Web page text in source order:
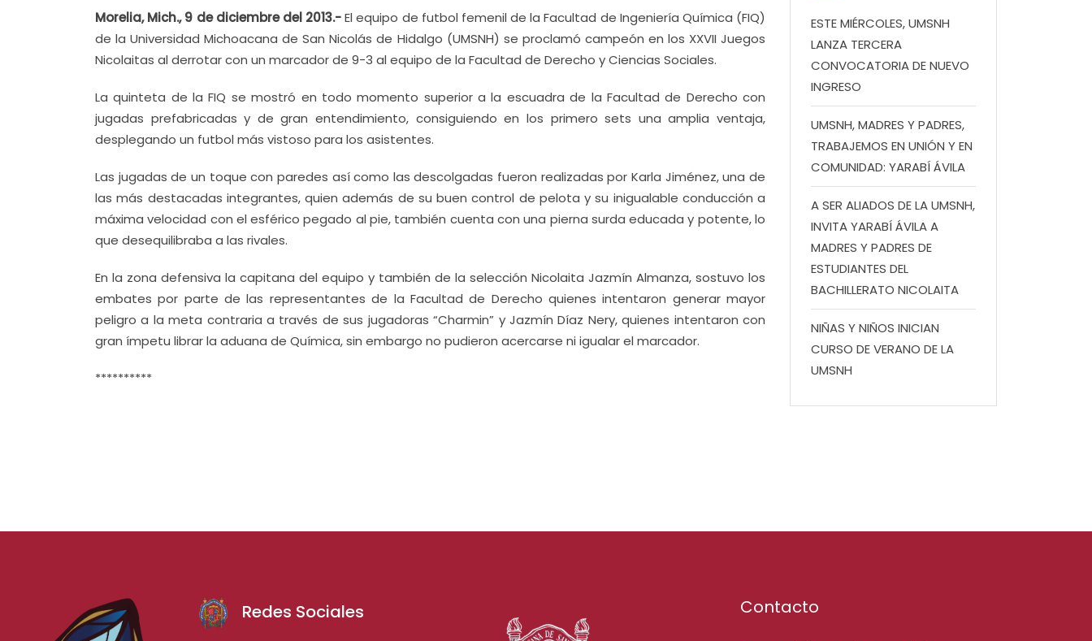
Morelia, Mich., 9 de diciembre del 2013.-El equipo de futbol femenil de la Facultad de Ingeniería Química (FIQ)
de la Universidad Michoacana de San Nicolás de Hidalgo (UMSNH) se proclamó campeón en los XXVII Juegos
Nicolaitas al derrotar con un marcador de 9-3 al equipo de la Facultad de Derecho y Ciencias Sociales.
La quinteta de la FIQ se mostró en todo momento superior a la escuadra de la Facultad de Derecho con
jugadas prefabricadas y de gran entendimiento, consiguiendo en los primero sets una amplia ventaja,
desplegando un futbol más vistoso para los asistentes.
Las jugadas de un toque con paredes así como las descolgadas fueron realizadas por Karla Jiménez, una de
las más destacadas integrantes, quien además de su buen control de pelota y su inigualable conducción a
máxima velocidad con el esférico pegado al pie, también cuenta con una pierna surda educada y potente, lo
que desequilibraba a las rivales.
En la zona defensiva la capitana del equipo y también de la selección Nicolaita Jazmín Almanza, sostuvo los
embates por parte de las representantes de la Facultad de Derecho quienes intentaron generar mayor
peligro a la meta contraria a través de sus jugadoras “Charmin” y Jazmín Díaz Nery, quienes intentaron con
gran ímpetu librar la aduana de Química, sin embargo no pudieron acercarse ni igualar el marcador.
**********
ESTE MIÉRCOLES, UMSNH
LANZA TERCERA
CONVOCATORIA DE NUEVO
INGRESO
UMSNH, MADRES Y PADRES,
TRABAJEMOS EN UNIÓN Y EN
COMUNIDAD: YARABÍ ÁVILA
A SER ALIADOS DE LA UMSNH,
INVITA YARABÍ ÁVILA A
MADRES Y PADRES DE
ESTUDIANTES DEL
BACHILLERATO NICOLAITA
NIÑAS Y NIÑOS INICIAN
CURSO DE VERANO DE LA
UMSNH
Redes Sociales Contacto